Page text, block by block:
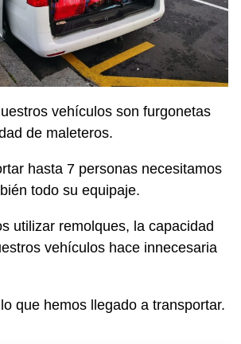
vehículos son furgonetas
de maleteros.
hasta 7 personas necesitamos
todo su equipaje.
utilizar remolques, la capacidad
vehículos hace innecesaria
que hemos llegado a transportar.